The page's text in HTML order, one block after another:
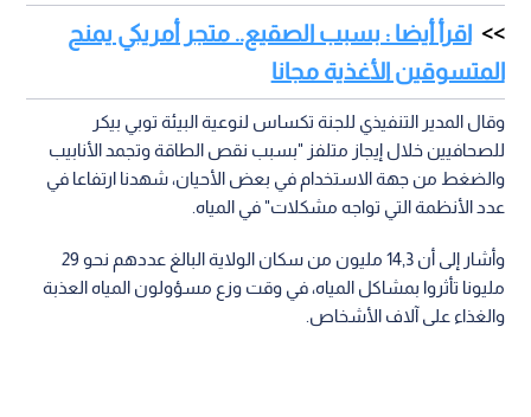
اقرأ أيضا : بسبب الصقيع.. متجر أمريكي يمنح
المتسوقين الأغذية مجانا
وقال المدير التنفيذي للجنة تكساس لنوعية البيئة توبي بيكر
للصحافيين خلال إيجاز متلفز "بسبب نقص الطاقة وتجمد الأنابيب
والضغط من جهة الاستخدام في بعض الأحيان، شهدنا ارتفاعا في
عدد الأنظمة التي تواجه مشكلات" في المياه.
وأشار إلى أن 14,3 مليون من سكان الولاية البالغ عددهم نحو 29
مليونا تأثروا بمشاكل المياه، في وقت وزع مسؤولون المياه العذبة
والغذاء على آلاف الأشخاص.